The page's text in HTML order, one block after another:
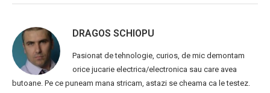
DRAGOS SCHIOPU
Pasionat de tehnologie, curios, de mic demontam
orice jucarie electrica/electronica sau care avea
butoane. Pe ce puneam mana stricam, astazi se cheama ca le testez.